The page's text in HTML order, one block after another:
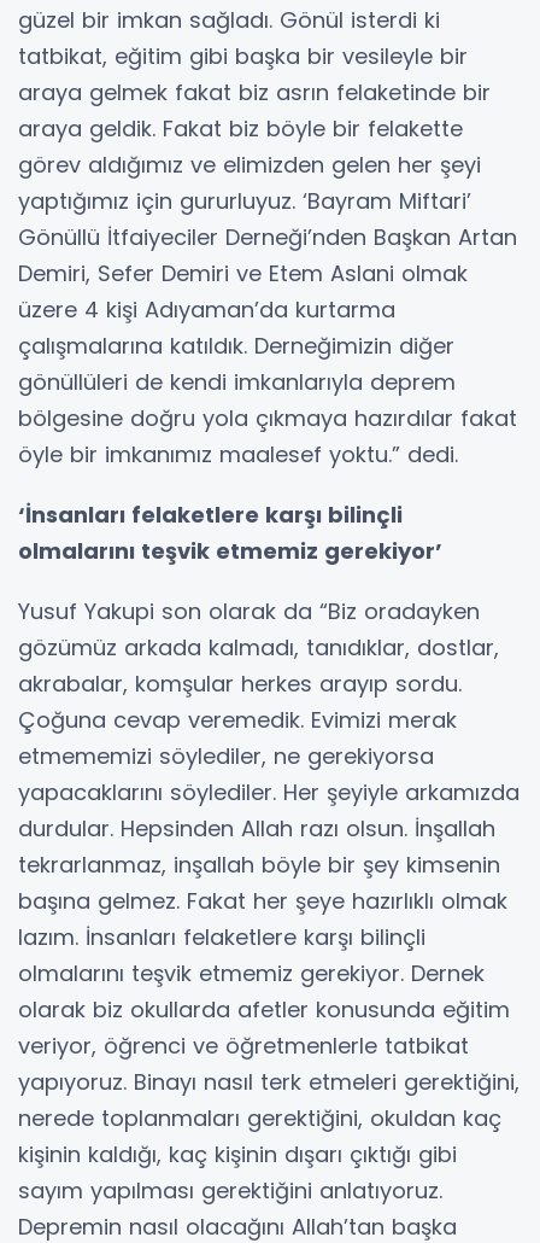
güzel bir imkan sağladı. Gönül isterdi ki
tatbikat, eğitim gibi başka bir vesileyle bir
araya gelmek fakat biz asrın felaketinde bir
araya geldik. Fakat biz böyle bir felakette
görev aldığımız ve elimizden gelen her şeyi
yaptığımız için gururluyuz. ‘Bayram Miftari’
Gönüllü İtfaiyeciler Derneği’nden Başkan Artan
Demiri, Sefer Demiri ve Etem Aslani olmak
üzere 4 kişi Adıyaman’da kurtarma
çalışmalarına katıldık. Derneğimizin diğer
gönüllüleri de kendi imkanlarıyla deprem
bölgesine doğru yola çıkmaya hazırdılar fakat
öyle bir imkanımız maalesef yoktu.” dedi.
‘İnsanları felaketlere karşı bilinçli
olmalarını teşvik etmemiz gerekiyor’
Yusuf Yakupi son olarak da “Biz oradayken
gözümüz arkada kalmadı, tanıdıklar, dostlar,
akrabalar, komşular herkes arayıp sordu.
Çoğuna cevap veremedik. Evimizi merak
etmememizi söylediler, ne gerekiyorsa
yapacaklarını söylediler. Her şeyiyle arkamızda
durdular. Hepsinden Allah razı olsun. İnşallah
tekrarlanmaz, inşallah böyle bir şey kimsenin
başına gelmez. Fakat her şeye hazırlıklı olmak
lazım. İnsanları felaketlere karşı bilinçli
olmalarını teşvik etmemiz gerekiyor. Dernek
olarak biz okullarda afetler konusunda eğitim
veriyor, öğrenci ve öğretmenlerle tatbikat
yapıyoruz. Binayı nasıl terk etmeleri gerektiğini,
nerede toplanmaları gerektiğini, okuldan kaç
kişinin kaldığı, kaç kişinin dışarı çıktığı gibi
sayım yapılması gerektiğini anlatıyoruz.
Depremin nasıl olacağını Allah’tan başka